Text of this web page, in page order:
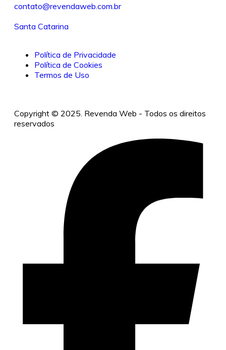
contato@revendaweb.com.br
Santa Catarina
Política de Privacidade
Política de Cookies
Termos de Uso
Copyright © 2025. Revenda Web - Todos os direitos
reservados